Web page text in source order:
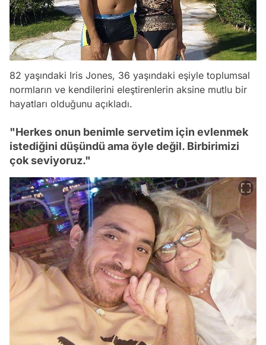
82 yaşındaki Iris Jones, 36 yaşındaki eşiyle toplumsal
normların ve kendilerini eleştirenlerin aksine mutlu bir
hayatları olduğunu açıkladı.
"Herkes onun benimle servetim için evlenmek
istediğini düşündü ama öyle değil. Birbirimizi
çok seviyoruz."